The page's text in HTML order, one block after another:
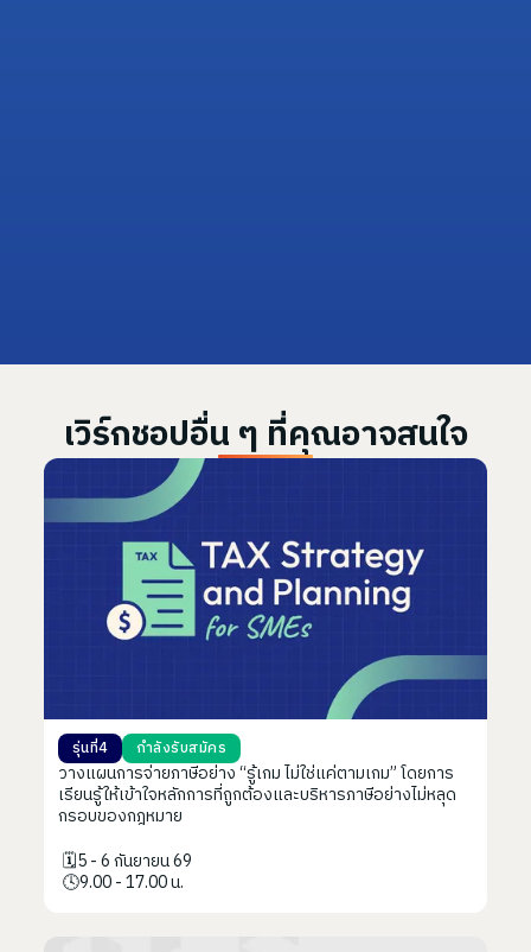
เวิร์กชอปอื่น ๆ ที่คุณอาจสนใจ
รุ่นที่4 กำลังรับสมัคร
วางแผนการจ่ายภาษีอย่าง “รู้เกม ไม่ใช่แค่ตามเกม” โดยการ
เรียนรู้ให้เข้าใจหลักการที่ถูกต้องและบริหารภาษีอย่างไม่หลุด
กรอบของกฎหมาย
️️🗓️5 - 6 กันยายน 69
️️🕓9.00 - 17.00 น.